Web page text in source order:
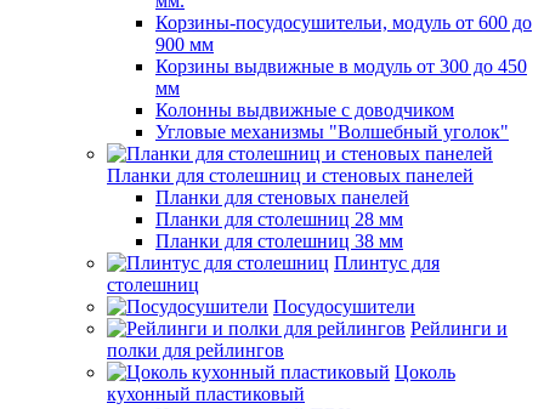
Корзины-посудосушительи, модуль от 600 до
900 мм
Корзины выдвижные в модуль от 300 до 450
мм
Колонны выдвижные с доводчиком
Угловые механизмы "Волшебный уголок"
Планки для столешниц и стеновых панелей
Планки для стеновых панелей
Планки для столешниц 28 мм
Планки для столешниц 38 мм
Плинтус для
столешниц
Посудосушители
Рейлинги и
полки для рейлингов
Цоколь
кухонный пластиковый